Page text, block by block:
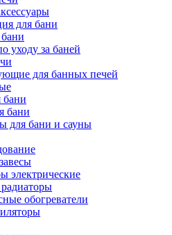
для бани
уходу за баней
для банных печей
бани
бани
для бани и сауны
электрические
обогреватели